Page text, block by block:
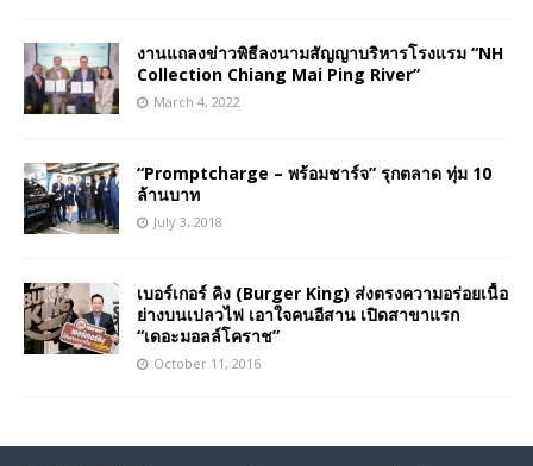
งานแถลงข่าวพิธีลงนามสัญญาบริหารโรงแรม “NH
Collection Chiang Mai Ping River”
March 4, 2022
“Promptcharge – พร้อมชาร์จ” รุกตลาด ทุ่ม 10
ล้านบาท
July 3, 2018
เบอร์เกอร์ คิง (Burger King) ส่งตรงความอร่อยเนื้อ
ย่างบนเปลวไฟ เอาใจคนอีสาน เปิดสาขาแรก
“เดอะมอลล์โคราช”
October 11, 2016